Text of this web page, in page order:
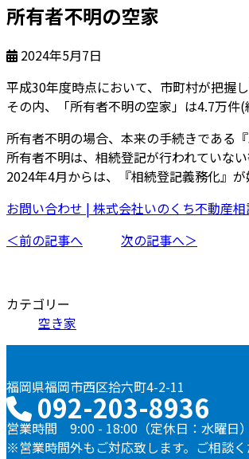
所有者不明の空家
2024年5月7日
平成30年度時点において、市町村が把握
その内、「所有者不明の空家」は4.7万件
所有者不明の場合、本来の手続きである
所有者不明は、相続登記が行われていな
2024年4月からは、『相続登記義務化』
お問い合わせ | 株式会社いのくち不動産
＜前の記事へ
次の記事へ＞
カテゴリー
空き家
福岡県福岡市西区拾六町4-2-11
092-203-8936
営業時間 9:00 - 18:00（定休日：水曜日）
※営業時間外もご対応致します。ご相談く